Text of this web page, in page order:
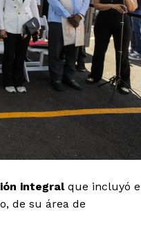
integralque incluyó
de su área de